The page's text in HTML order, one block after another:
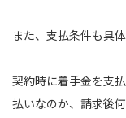
また、支払条件も具
契約時に着手金を支
払いなのか、請求後